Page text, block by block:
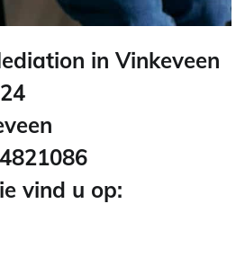
in Vinkeveen
vind u op: